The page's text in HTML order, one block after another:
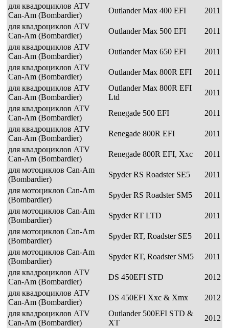
для квадроциклов ATV
Can-Am (Bombardier)
Outlander Max 400 EFI
2011
для квадроциклов ATV
Can-Am (Bombardier)
Outlander Max 500 EFI
2011
для квадроциклов ATV
Can-Am (Bombardier)
Outlander Max 650 EFI
2011
для квадроциклов ATV
Can-Am (Bombardier)
Outlander Max 800R EFI
2011
для квадроциклов ATV
Can-Am (Bombardier)
Outlander Max 800R EFI
Ltd
2011
для квадроциклов ATV
Can-Am (Bombardier)
Renegade 500 EFI
2011
для квадроциклов ATV
Can-Am (Bombardier)
Renegade 800R EFI
2011
для квадроциклов ATV
Can-Am (Bombardier)
Renegade 800R EFI, Xxc
2011
для мотоциклов Can-Am
(Bombardier)
Spyder RS Roadster SE5
2011
для мотоциклов Can-Am
(Bombardier)
Spyder RS Roadster SM5
2011
для мотоциклов Can-Am
(Bombardier)
Spyder RT LTD
2011
для мотоциклов Can-Am
(Bombardier)
Spyder RT, Roadster SE5
2011
для мотоциклов Can-Am
(Bombardier)
Spyder RT, Roadster SM5
2011
для квадроциклов ATV
Can-Am (Bombardier)
DS 450EFI STD
2012
для квадроциклов ATV
Can-Am (Bombardier)
DS 450EFI Xxc & Xmx
2012
для квадроциклов ATV
Can-Am (Bombardier)
Outlander 500EFI STD &
XT
2012